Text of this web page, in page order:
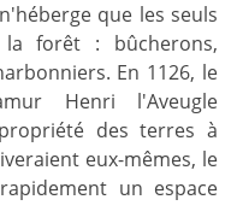
que les seuls
forêt : bûcherons,
En 1126, le
Henri l'Aveugle
des terres à
eux-mêmes, le
un espace